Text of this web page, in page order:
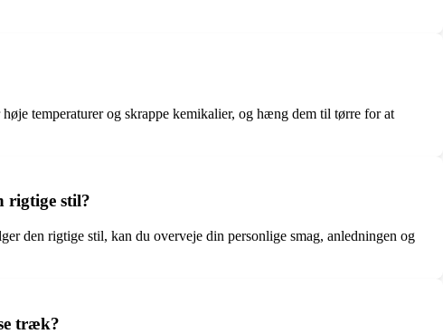
temperaturer og skrappe kemikalier, og hæng dem til tørre for at
rigtige stil?
den rigtige stil, kan du overveje din personlige smag, anledningen og
træk?